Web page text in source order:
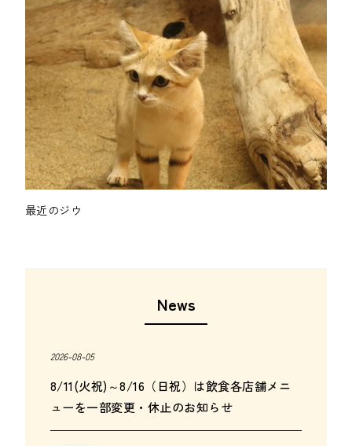
最近のジウ
News
2026-08-05
8/11(火祝)～8/16（日祝）は飲食各店舗メニ
ューを一部変更・休止のお知らせ